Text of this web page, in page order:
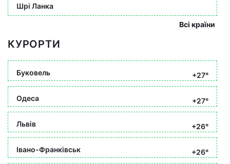
Шрі Ланка
Всі країни
КУРОРТИ
Буковель +27°
Одеса +27°
Львів +26°
Івано-Франківськ +26°